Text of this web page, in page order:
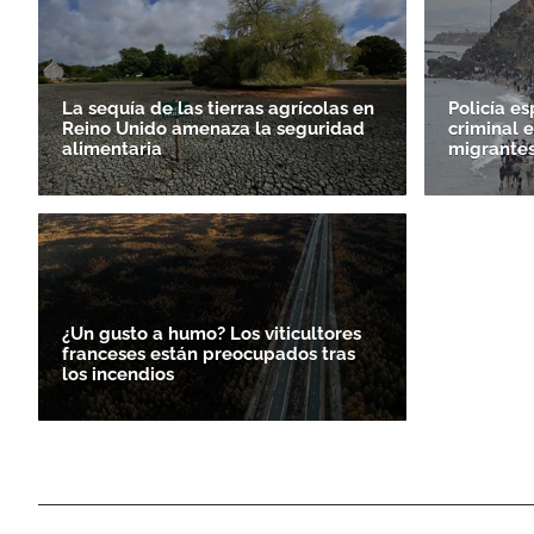
La sequía de las tierras agrícolas en
Reino Unido amenaza la seguridad
alimentaria
Policía
criminal
¿Un gusto a humo? Los viticultores
franceses están preocupados tras
los incendios